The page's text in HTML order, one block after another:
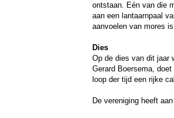
ontstaan. Eén van die
aan een lantaarnpaal
aanvoelen van mores
Dies
Op de dies van dit jaar
Gerard Boersema,
loop der tijd een rijke
De vereniging heeft